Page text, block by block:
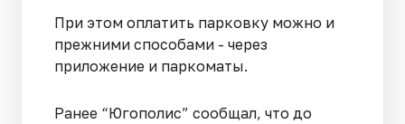
При этом оплатить парковку можно и
прежними способами - через
приложение и паркоматы.
Ранее “Югополис” сообщал, что до